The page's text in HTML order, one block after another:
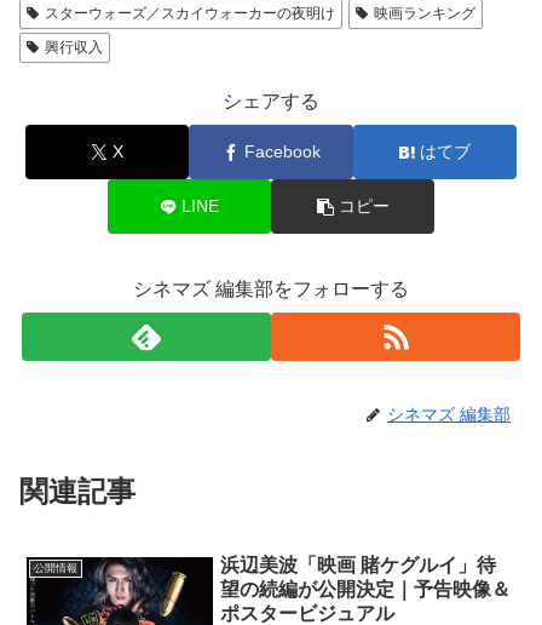
スターウォーズ／スカイウォーカーの夜明け
映画ランキング
興行収入
シェアする
X Facebook はてブ
LINE コピー
シネマズ 編集部をフォローする
シネマズ 編集部
関連記事
公開情報
浜辺美波「映画 賭ケグルイ」待
望の続編が公開決定｜予告映像＆
ポスタービジュアル